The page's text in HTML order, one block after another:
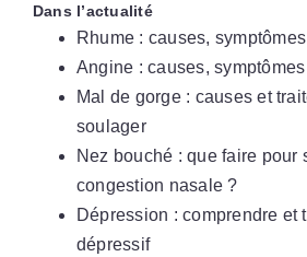
Dans l’actualité
Rhume : causes,
Angine : causes,
Mal de gorge : causes et
soulager
Nez bouché : que faire pour
congestion nasale ?
Dépression : comprendre et
dépressif